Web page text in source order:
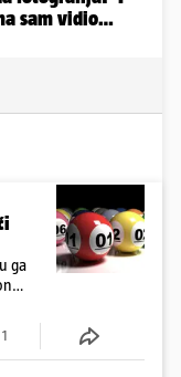
ga
za
1